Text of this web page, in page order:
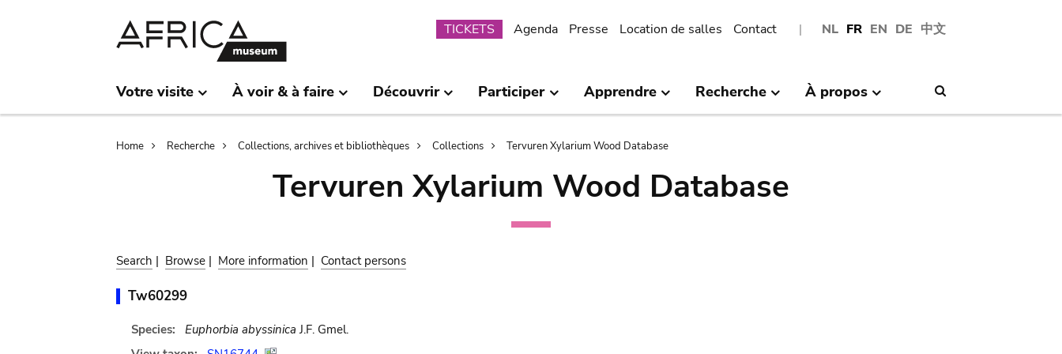
NL FR EN DE 中文
Submenu
TICKETS Agenda Presse Location de salles Contact
Votre visite À voir & à faire Découvrir Participer Apprendre Recherche À propos
Breadcrumb
Home Recherche Collections, archives et bibliothèques Collections Tervuren Xylarium Wood Database
Tervuren Xylarium Wood Database
Search | Browse | More information | Contact persons
Tw60299
Species: Euphorbia abyssinica J.F. Gmel.